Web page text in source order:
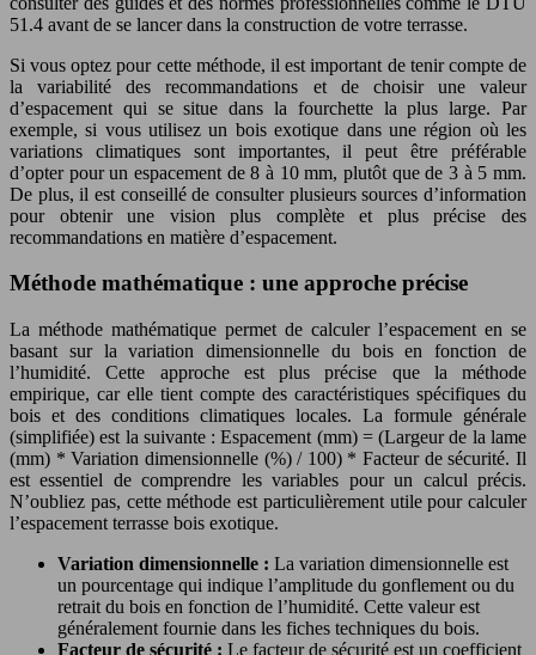
51.4 avant de se lancer dans la construction de votre terrasse.
Si vous optez pour cette méthode, il est important de tenir compte de
la variabilité des recommandations et de choisir une valeur
d’espacement qui se situe dans la fourchette la plus large. Par
exemple, si vous utilisez un bois exotique dans une région où les
variations climatiques sont importantes, il peut être préférable
d’opter pour un espacement de 8 à 10 mm, plutôt que de 3 à 5 mm.
De plus, il est conseillé de consulter plusieurs sources d’information
pour obtenir une vision plus complète et plus précise des
recommandations en matière d’espacement.
Méthode mathématique : une approche précise
La méthode mathématique permet de calculer l’espacement en se
basant sur la variation dimensionnelle du bois en fonction de
l’humidité. Cette approche est plus précise que la méthode
empirique, car elle tient compte des caractéristiques spécifiques du
bois et des conditions climatiques locales. La formule générale
(simplifiée) est la suivante : Espacement (mm) = (Largeur de la lame
(mm) * Variation dimensionnelle (%) / 100) * Facteur de sécurité. Il
est essentiel de comprendre les variables pour un calcul précis.
N’oubliez pas, cette méthode est particulièrement utile pour calculer
l’espacement terrasse bois exotique.
Variation dimensionnelle : La variation dimensionnelle est
un pourcentage qui indique l’amplitude du gonflement ou du
retrait du bois en fonction de l’humidité. Cette valeur est
généralement fournie dans les fiches techniques du bois.
Facteur de sécurité : Le facteur de sécurité est un coefficient